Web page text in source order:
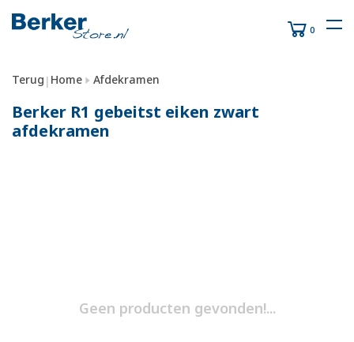
0
Terug | Home Afdekramen
Berker R1 gebeitst eiken zwart
afdekramen
Geen producten gevonden!...